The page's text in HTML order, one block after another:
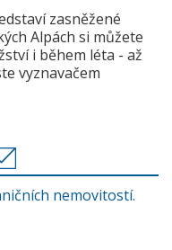
zasněžené
Alpách si můžete
i během léta - až
vyznavačem
nemovitostí.